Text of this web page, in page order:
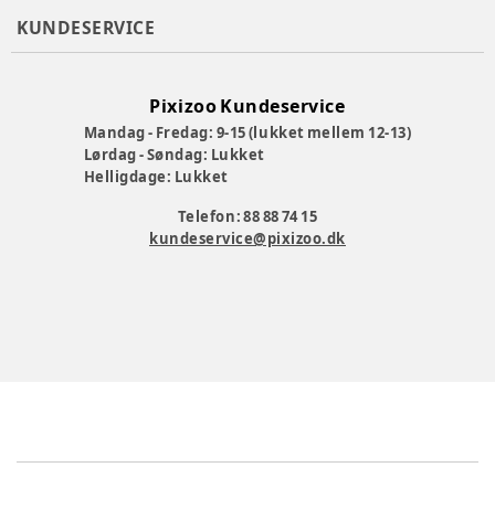
KUNDESERVICE
Pixizoo Kundeservice
Mandag - Fredag: 9-15 (lukket mellem 12-13)
Lørdag - Søndag: Lukket
Helligdage: Lukket
Telefon: 88 88 74 15
kundeservice@pixizoo.dk